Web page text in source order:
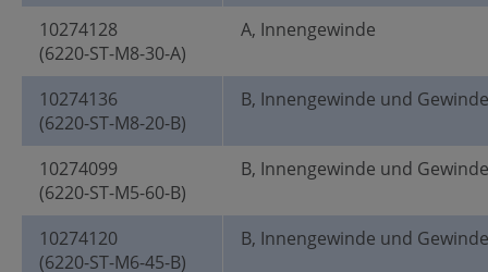
10274128
(6220-ST-M8-30-A)
A, Innengewinde
10274136
(6220-ST-M8-20-B)
B, Innengewinde und
10274099
(6220-ST-M5-60-B)
B, Innengewinde und
10274120
(6220-ST-M6-45-B)
B, Innengewinde und